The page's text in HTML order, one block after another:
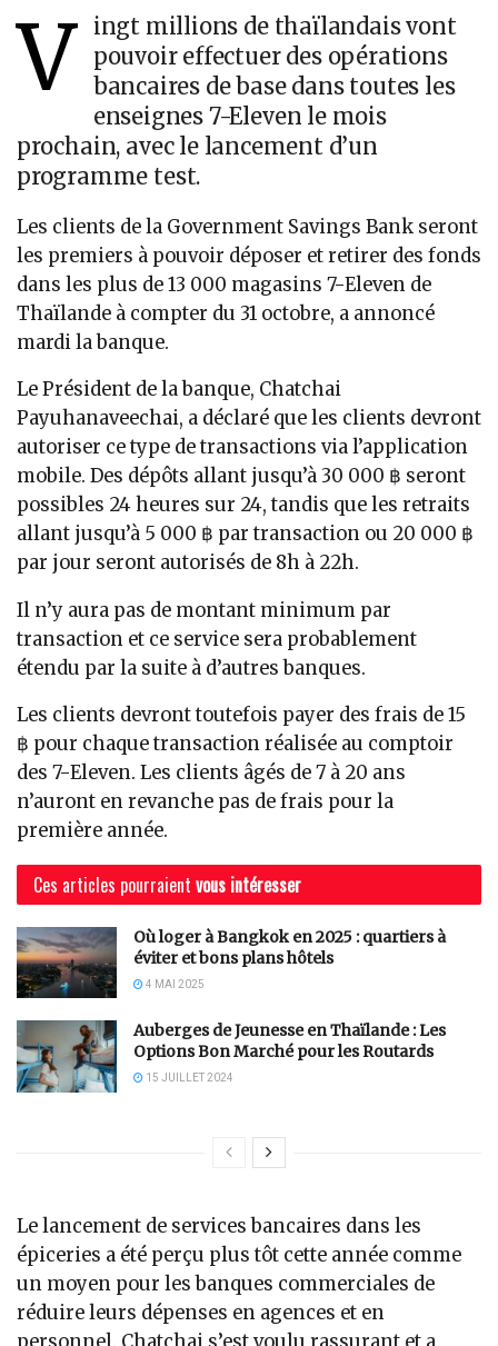
V
ingt millions de thaïlandais vont
pouvoir effectuer des opérations
bancaires de base dans toutes les
enseignes 7-Eleven le mois
prochain, avec le lancement d’un
programme test.
Les clients de la Government Savings Bank seront
les premiers à pouvoir déposer et retirer des fonds
dans les plus de 13 000 magasins 7-Eleven de
Thaïlande à compter du 31 octobre, a annoncé
mardi la banque.
Le Président de la banque, Chatchai
Payuhanaveechai, a déclaré que les clients devront
autoriser ce type de transactions via l’application
mobile. Des dépôts allant jusqu’à 30 000 ฿ seront
possibles 24 heures sur 24, tandis que les retraits
allant jusqu’à 5 000 ฿ par transaction ou 20 000 ฿
par jour seront autorisés de 8h à 22h.
Il n’y aura pas de montant minimum par
transaction et ce service sera probablement
étendu par la suite à d’autres banques.
Les clients devront toutefois payer des frais de 15
฿ pour chaque transaction réalisée au comptoir
des 7-Eleven. Les clients âgés de 7 à 20 ans
n’auront en revanche pas de frais pour la
première année.
Ces articles pourraient vous intéresser
Où loger à Bangkok en 2025 : quartiers à
éviter et bons plans hôtels
4 MAI 2025
Auberges de Jeunesse en Thaïlande : Les
Options Bon Marché pour les Routards
15 JUILLET 2024
Le lancement de services bancaires dans les
épiceries a été perçu plus tôt cette année comme
un moyen pour les banques commerciales de
réduire leurs dépenses en agences et en